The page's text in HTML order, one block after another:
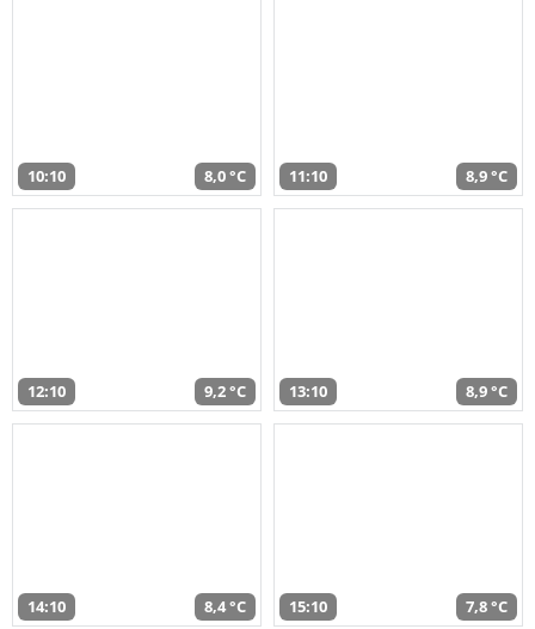
10:10 8,0 °C 11:10 8,9 °C
12:10 9,2 °C 13:10 8,9 °C
14:10 8,4 °C 15:10 7,8 °C